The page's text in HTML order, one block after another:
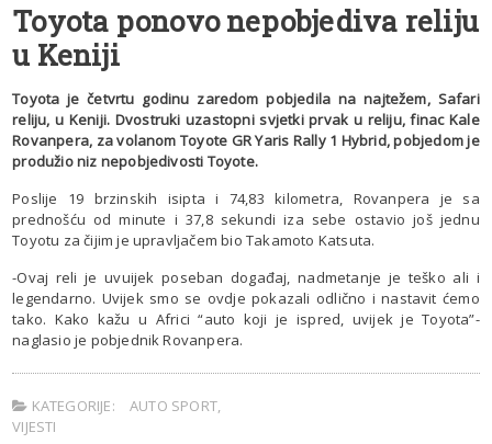
Toyota ponovo nepobjediva reliju
u Keniji
Toyota je četvrtu godinu zaredom pobjedila na najtežem, Safari
reliju, u Keniji. Dvostruki uzastopni svjetki prvak u reliju, finac Kale
Rovanpera, za volanom Toyote GR Yaris Rally 1 Hybrid, pobjedom je
produžio niz nepobjedivosti Toyote.
Poslije 19 brzinskih isipta i 74,83 kilometra, Rovanpera je sa
prednošću od minute i 37,8 sekundi iza sebe ostavio još jednu
Toyotu za čijim je upravljačem bio Takamoto Katsuta.
-Ovaj reli je uvuijek poseban događaj, nadmetanje je teško ali i
legendarno. Uvijek smo se ovdje pokazali odlično i nastavit ćemo
tako. Kako kažu u Africi “auto koji je ispred, uvijek je Toyota”-
naglasio je pobjednik Rovanpera.
KATEGORIJE: AUTO SPORT,
VIJESTI